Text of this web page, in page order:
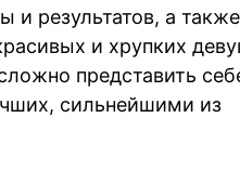
и результатов, а
и хрупких
представить
сильнейшими из